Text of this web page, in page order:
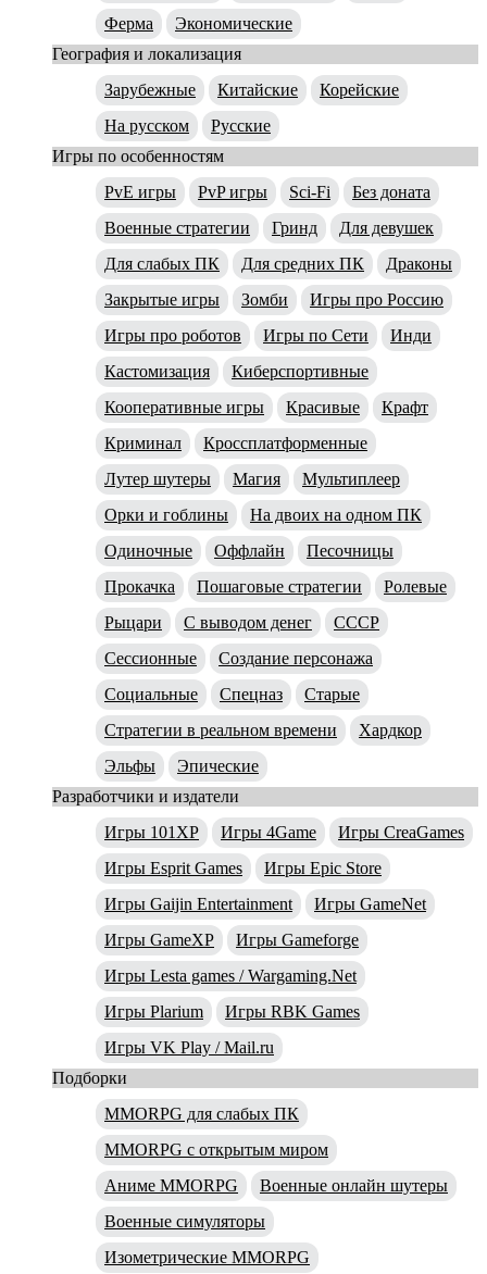
Ферма
Экономические
География и локализация
Зарубежные
Китайские
Корейские
На русском
Русские
Игры по особенностям
PvE игры
PvP игры Sci-Fi
Без доната
Военные стратегии
Гринд
Для девушек
Для слабых ПК
Для средних ПК
Драконы
Закрытые игры
Зомби
Игры про Россию
Игры про роботов
Игры по Сети
Инди
Кастомизация
Киберспортивные
Кооперативные игры
Красивые
Крафт
Криминал
Кроссплатформенные
Лутер шутеры
Магия
Мультиплеер
Орки и гоблины
На двоих на одном ПК
Одиночные
Оффлайн
Песочницы
Прокачка
Пошаговые стратегии
Ролевые
Рыцари
С выводом денег
СССР
Сессионные
Создание персонажа
Социальные
Спецназ
Старые
Стратегии в реальном времени
Хардкор
Эльфы
Эпические
Разработчики и издатели
Игры 101XP
Игры 4Game
Игры CreaGames
Игры Esprit Games
Игры Epic Store
Игры Gaijin Entertainment
Игры GameNet
Игры GameXP
Игры Gameforge
Игры Lesta games / Wargaming.Net
Игры Plarium
Игры RBK Games
Игры VK Play / Mail.ru
Подборки
MMORPG для слабых ПК
MMORPG с открытым миром
Аниме MMORPG
Военные онлайн шутеры
Военные симуляторы
Изометрические MMORPG